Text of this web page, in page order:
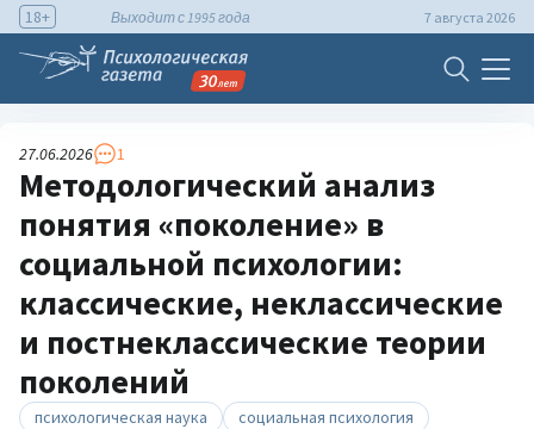
18+ Выходит с 1995 года 7 августа 2026
27.06.2026 1
Методологический анализ
понятия «поколение» в
социальной психологии:
классические, неклассические
и постнеклассические теории
поколений
психологическая наука
социальная психология